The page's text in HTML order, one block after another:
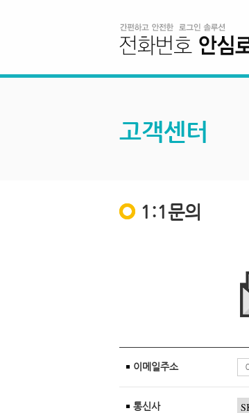
고객센터
1:1문의
이메일주소
통신사